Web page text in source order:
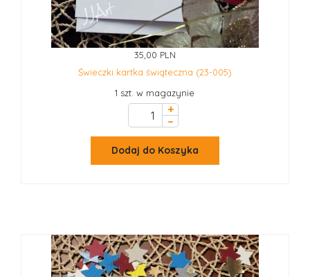
35,00 PLN
Świeczki kartka świąteczna (23-005)
1 szt. w magazynie
+
–
Dodaj do Koszyka